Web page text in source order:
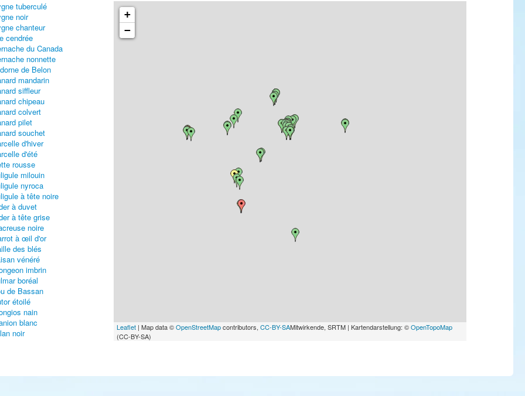
tuberculé
noir
chanteur
cendrée
du Canada
nonnette
de Belon
mandarin
siffleur
chipeau
colvert
pilet
souchet
d'hiver
d'été
rousse
milouin
nyroca
à tête noire
à duvet
à tête grise
noire
à œil d'or
des blés
vénéré
imbrin
boréal
de Bassan
étoilé
nain
blanc
noir
tacheté
+
−
Leaflet| Map data ©OpenStreetMapcontributors, CC-BY-SAMitwirkende, SRTM | Kartendarstellung: ©OpenTopoMap
(CC-BY-SA)